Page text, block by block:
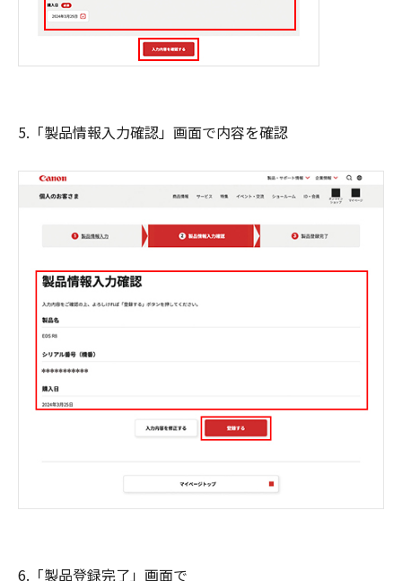
5.「製品情報入力確認」画面で内容を確認
6.「製品登録完了」画面で